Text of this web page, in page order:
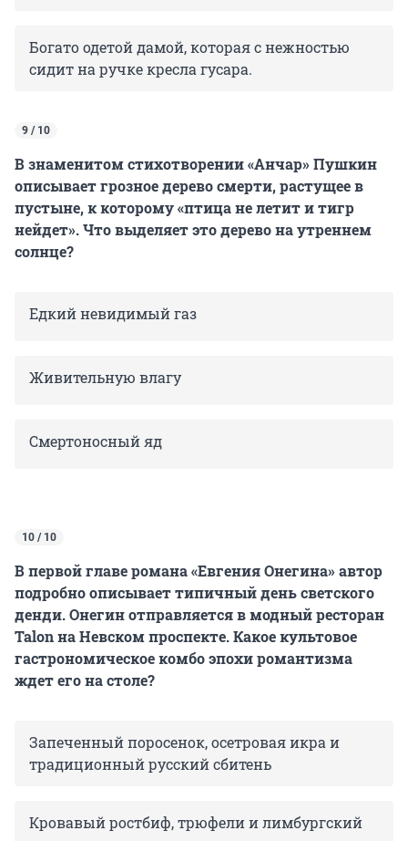
Богато одетой дамой, которая с нежностью
сидит на ручке кресла гусара.
9 / 10
В знаменитом стихотворении «Анчар» Пушкин
описывает грозное дерево смерти, растущее в
пустыне, к которому «птица не летит и тигр
нейдет». Что выделяет это дерево на утреннем
солнце?
Едкий невидимый газ
Живительную влагу
Смертоносный яд
10 / 10
В первой главе романа «Евгения Онегина» автор
подробно описывает типичный день светского
денди. Онегин отправляется в модный ресторан
Talon на Невском проспекте. Какое культовое
гастрономическое комбо эпохи романтизма
ждет его на столе?
Запеченный поросенок, осетровая икра и
традиционный русский сбитень
Кровавый ростбиф, трюфели и лимбургский